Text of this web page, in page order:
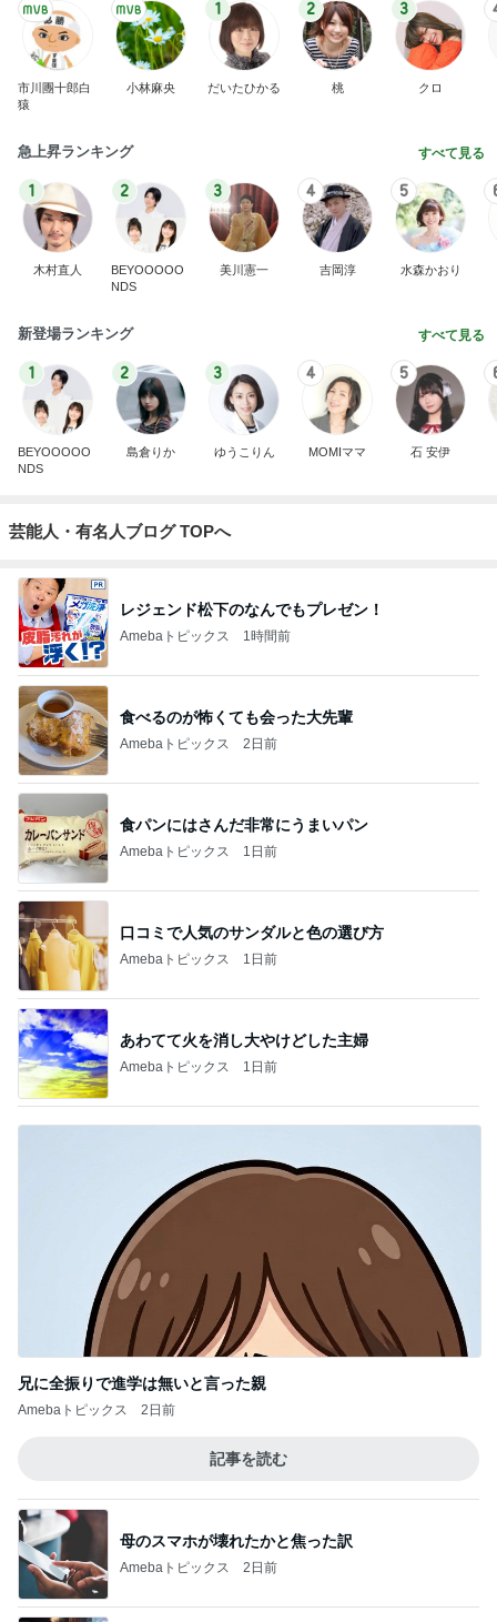
市川團十郎白
猿
小林麻央
1
だいたひかる
2
桃
3
クロ
急上昇ランキング すべて見る
1
木村直人
2
BEYOOOOO
NDS
3
美川憲一
4
吉岡淳
5
水森かおり
新登場ランキング すべて見る
1
BEYOOOOO
NDS
2
島倉りか
3
ゆうこりん
4
MOMIママ
5
石 安伊
芸能人・有名人ブログ TOPへ
レジェンド松下のなんでもプレゼン！
Amebaトピックス 1時間前
食べるのが怖くても会った大先輩
Amebaトピックス 2日前
食パンにはさんだ非常にうまいパン
Amebaトピックス 1日前
口コミで人気のサンダルと色の選び方
Amebaトピックス 1日前
あわてて火を消し大やけどした主婦
Amebaトピックス 1日前
兄に全振りで進学は無いと言った親
Amebaトピックス 2日前
記事を読む
母のスマホが壊れたかと焦った訳
Amebaトピックス 2日前